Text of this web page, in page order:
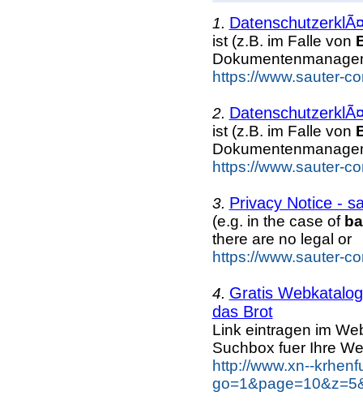
1.
ist (z.B. im Falle von
https://www.sauter-
2.
ist (z.B. im Falle von
https://www.sauter-
3. Privacy Notice -
(e.g. in the case of
there are no legal or
https://www.sauter-
4. Gratis
das Brot
Link eintragen im
Suchbox fuer Ihre
http://www.xn--